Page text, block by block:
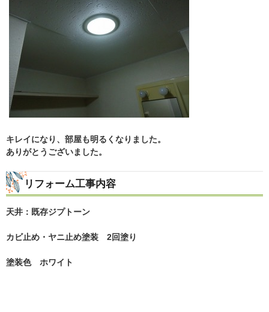
キレイになり、部屋も明るくなりました。
ありがとうございました。
リフォーム工事内容
天井：既存ジプトーン
カビ止め・ヤニ止め塗装 2回塗り
塗装色 ホワイト